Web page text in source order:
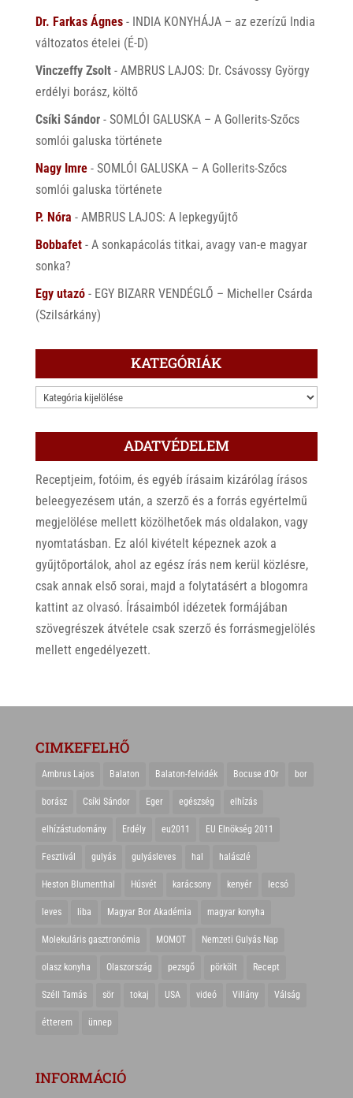
Dr. Farkas Ágnes- INDIA KONYHÁJA – az ezerízű India
változatos ételei (É-D)
Vinczeffy Zsolt- AMBRUS LAJOS: Dr. Csávossy György
erdélyi borász, költő
Csíki Sándor- SOMLÓI GALUSKA – A Gollerits-Szőcs
somlói galuska története
Nagy Imre- SOMLÓI GALUSKA – A Gollerits-Szőcs
somlói galuska története
P. Nóra - AMBRUS LAJOS: A lepkegyűjtő
Bobbafet- A sonkapácolás titkai, avagy van-e magyar
sonka?
Egy utazó- EGY BIZARR VENDÉGLŐ – Micheller Csárda
(Szilsárkány)
KATEGÓRIÁK
KATEGÓRIÁK
ADATVÉDELEM
Receptjeim, fotóim, és egyéb írásaim kizárólag írásos
beleegyezésem után, a szerző és a forrás egyértelmű
megjelölése mellett közölhetőek más oldalakon, vagy
nyomtatásban. Ez alól kivételt képeznek azok a
gyűjtőportálok, ahol az egész írás nem kerül közlésre,
csak annak első sorai, majd a folytatásért a blogomra
kattint az olvasó. Írásaimból idézetek formájában
szövegrészek átvétele csak szerző és forrásmegjelölés
mellett engedélyezett.
CIMKEFELHŐ
Ambrus Lajos Balaton Balaton-felvidék Bocuse d'Or bor
borász Csíki Sándor Eger egészség elhízás
elhízástudomány Erdély eu2011 EU Elnökség 2011
Fesztivál gulyás gulyásleves hal halászlé
Heston Blumenthal Húsvét karácsony kenyér lecsó
leves liba Magyar Bor Akadémia magyar konyha
Molekuláris gasztronómia MOMOT Nemzeti Gulyás Nap
olasz konyha Olaszország pezsgő pörkölt Recept
Széll Tamás sör tokaj USA videó Villány Válság
étterem ünnep
INFORMÁCIÓ